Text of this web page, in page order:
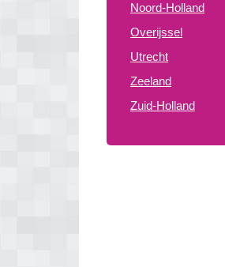
Noord-Holland
Overijssel
Utrecht
Zeeland
Zuid-Holland